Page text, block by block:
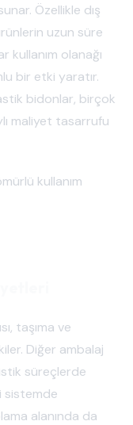
Özellikle dış
uzun süre
kullanım olanağı
bir etki yaratır.
bidonlar, birçok
maliyet tasarrufu
kullanım
taşıma ve
Diğer ambalaj
süreçlerde
sistemde
alanında da